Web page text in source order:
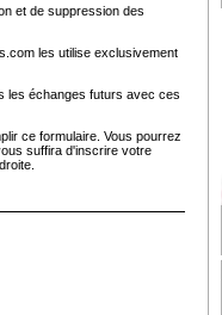
et de suppression des
les utilise exclusivement
les échanges futurs avec ces
ce formulaire. Vous pourrez
suffira d'inscrire votre